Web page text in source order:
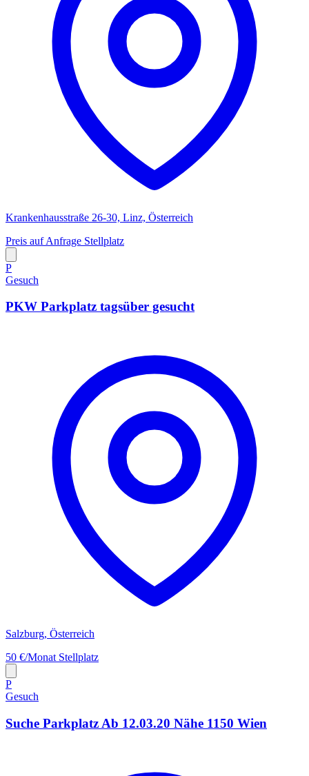
Krankenhausstraße 26-30, Linz, Österreich
Preis auf Anfrage Stellplatz
P
Gesuch
PKW Parkplatz tagsüber gesucht
Salzburg, Österreich
50 €/Monat Stellplatz
P
Gesuch
Suche Parkplatz Ab 12.03.20 Nähe 1150 Wien